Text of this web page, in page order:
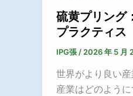
硫黄プリング
プラクティス
IPG張 / 2026 年 5 月
世界がより良い
産業はどのよう